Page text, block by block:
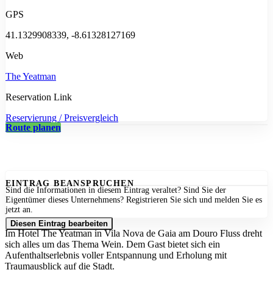
GPS
41.1329908339, -8.61328127169
Web
The Yeatman
Reservation Link
Reservierung / Preisvergleich
Route planen
EINTRAG BEANSPRUCHEN
Sind die Informationen in diesem Eintrag veraltet? Sind Sie der
Eigentümer dieses Unternehmens? Registrieren Sie sich und melden Sie es
jetzt an.
Diesen Eintrag bearbeiten
Im Hotel The Yeatman inVila Nova de Gaia am Douro Fluss dreht
sich alles um das Thema Wein. Dem Gast bietet sich ein
Aufenthaltserlebnis voller Entspannung und Erholung mit
Traumausblick auf die Stadt.